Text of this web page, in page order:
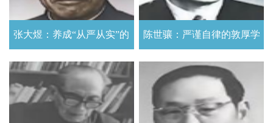
张大煜：养成“从严从实”的
科学态度
陈世骧：严谨自律的敦厚学
者